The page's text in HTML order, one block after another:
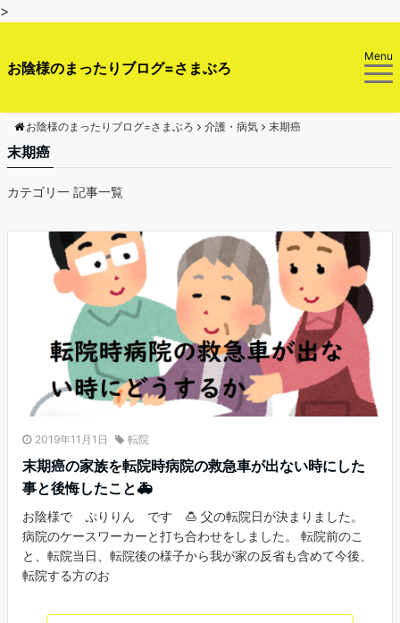
>
お陰様のまったりブログ=さまぶろ
Menu
お陰様のまったりブログ=さまぶろ 介護・病気 末期癌
末期癌
カテゴリ一 記事一覧
2019年11月1日 転院
末期癌の家族を転院時病院の救急車が出ない時にした
事と後悔したこと🚑
お陰様で ぷりりん です 🍮 父の転院日が決まりました。
病院のケースワーカーと打ち合わせをしました。 転院前のこ
と、転院当日、転院後の様子から我が家の反省も含めて今後、
転院する方のお